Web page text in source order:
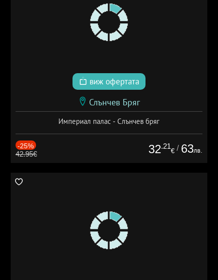
виж офертата
Слънчев Бряг
Империал палас - Слънчев бряг
-25%
42.95€ 32.21
€ / 63лв.